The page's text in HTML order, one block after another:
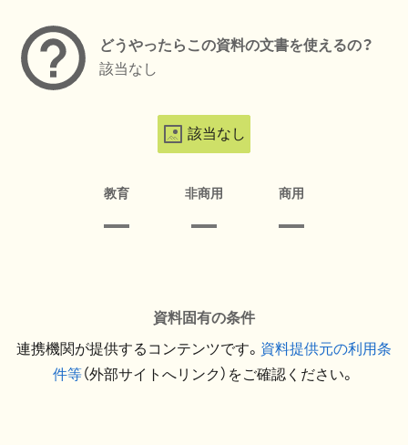
どうやったらこの資料の文書を使えるの？
該当なし
該当なし
教育 非商用 商用
資料固有の条件
連携機関が提供するコンテンツです。 資料提供元の利用条
件等（外部サイトへリンク）をご確認ください。